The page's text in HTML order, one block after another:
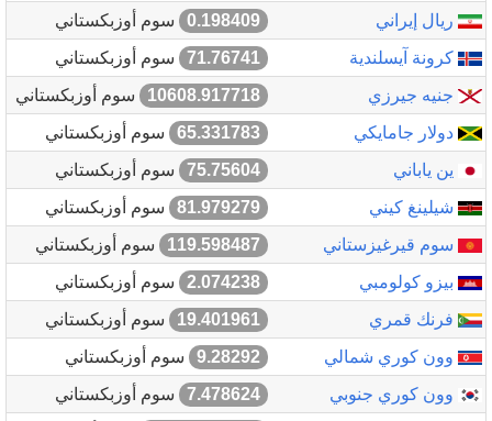
ريال إيراني
0.198409
سوم أوزبكستاني
كرونة آيسلندية
71.76741
سوم أوزبكستاني
جنيه جيرزي
10608.917718
سوم أوزبكستاني
دولار جامايكي
65.331783
سوم أوزبكستاني
ين ياباني
75.75604
سوم أوزبكستاني
شيلينغ كيني
81.979279
سوم أوزبكستاني
سوم قيرغيزستاني
119.598487
سوم أوزبكستاني
بيزو كولومبي
2.074238
سوم أوزبكستاني
فرنك قمري
19.401961
سوم أوزبكستاني
وون كوري شمالي
9.28292
سوم أوزبكستاني
وون كوري جنوبي
7.478624
سوم أوزبكستاني